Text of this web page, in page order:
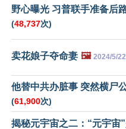
野心曝光 习普联手准备后
(48,737次)
卖花娘子夺命妻 🖼️ 2024/5/22
他替中共办脏事 突然横尸
(61,900次)
揭秘元宇宙之二：“元宇宙